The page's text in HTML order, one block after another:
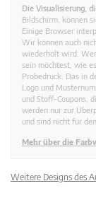
Die Visualisierung,
Bildschirm, können
Einige Browser
Wir können auch
wiederholt wird.
sein möchtest, wie
Probedruck. Das in
Logo und
und Stoff-Coupons,
werden nur zur
und sind nicht für
Mehr über die
Weitere Designs des